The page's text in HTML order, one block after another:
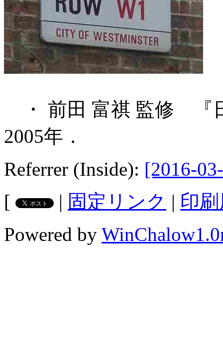
・ 前田 富祺 監修 『
2005年．
Referrer (Inside): [2016-
[
| 固定リンク | 印
Powered by